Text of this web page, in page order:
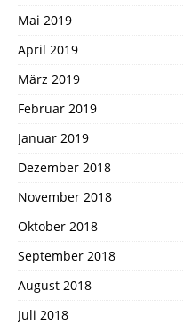
Mai 2019
April 2019
März 2019
Februar 2019
Januar 2019
Dezember 2018
November 2018
Oktober 2018
September 2018
August 2018
Juli 2018